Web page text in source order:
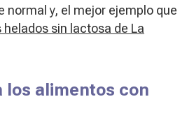
normal y, el mejor ejemplo que
helados sin lactosa de La
los alimentos con